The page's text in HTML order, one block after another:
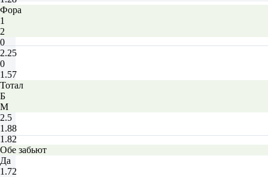
Фора
1
2
0
2.25
0
1.57
Тотал
Б
М
2.5
1.88
1.82
Обе забьют
Да
1.72